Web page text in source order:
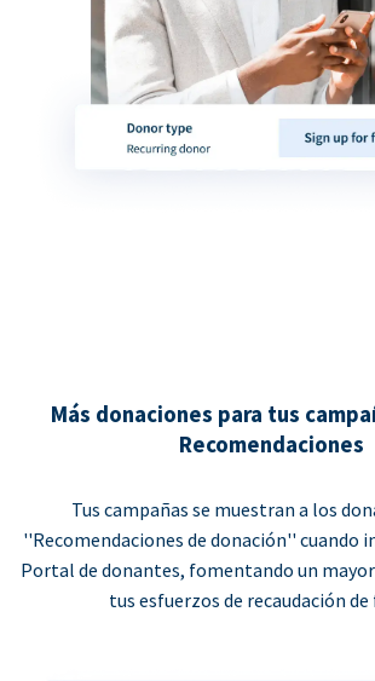
Más donaciones para tus
Recomendaciones
Tus campañas se muestran a los
''Recomendaciones de donación'' cuando
Portal de donantes, fomentando un
tus esfuerzos de recaudación de